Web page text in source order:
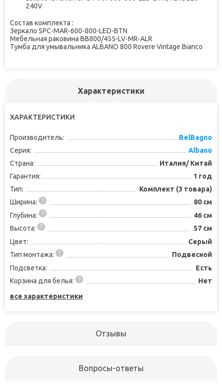
240V
Состав комплекта :
Зеркало SPC-MAR-600-800-LED-BTN
Мебельная раковина BB800/455-LV-MR-ALR
Тумба для умывальника ALBANO 800 Rovere Vintage Bianco
Характеристики
ХАРАКТЕРИСТИКИ
Производитель:
BelBagno
Серия:
Albano
Страна:
Италия/ Китай
Гарантия:
1 год
Тип:
Комплект (3 товара)
Ширина:
80 см
Глубина:
46 см
Высота:
57 см
Цвет:
Серый
Тип монтажа:
Подвесной
Подсветка:
Есть
Корзина для белья:
Нет
все характеристики
Отзывы
Вопросы-ответы